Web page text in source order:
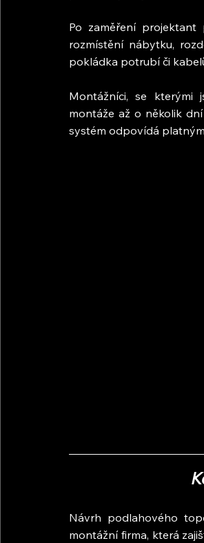
Po zaměření projektant
rozmístění nábytku,
pokládka potrubí či
Montážníci, se kterými
montáže až o několik
systém odpovídá
Návrh podlahového
montážní firma, která